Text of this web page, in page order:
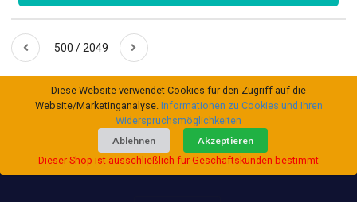
500 / 2049
Diese Website verwendet Cookies für den Zugriff auf die
Website/Marketinganalyse. Informationen zu Cookies und Ihren
Widerspruchsmöglichkeiten
Ablehnen
Akzeptieren
Dieser Shop ist ausschließlich für Geschäftskunden bestimmt